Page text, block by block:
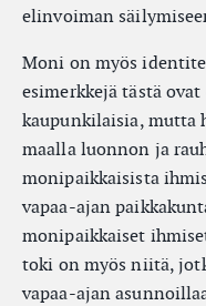
elinvoiman
Moni on myös
esimerkkejä tästä
kaupunkilaisia, mutta
maalla luonnon ja
monipaikkaisista
vapaa-ajan
monipaikkaiset
toki on myös niitä,
vapaa-ajan